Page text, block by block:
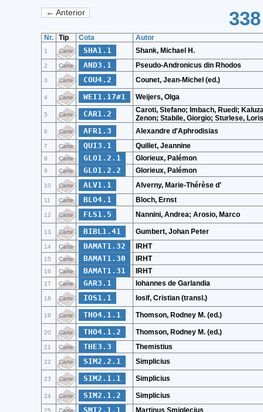
← Anterior
Nr. Tip Cota Autor
1 Carte SHA1.1 Shank, Michael H.
2 Carte AND3.1 Pseudo-Andronicus din Rhodos
3 Carte COU4.2 Counet, Jean-Michel (ed.)
4 Carte WEI1.17#1 Weijers, Olga
5 Carte CAR1.2
Caroti, Stefano; Imbach, Ruedi;
Zenon; Stabile, Giorgio; Sturlese,
6 Carte AFR1.3 Alexandre d'Aphrodisias
7 Carte QUI3.1 Quillet, Jeannine
8 Carte GLO1.2.1 Glorieux, Palémon
9 Carte GLO1.2.2 Glorieux, Palémon
10 Carte ALV1.1 Alverny, Marie-Thérèse d'
11 Carte BLO4.1 Bloch, Ernst
12 Carte FLS1.5 Nannini, Andrea; Arosio, Marco
13 Carte BIBL1.41 Gumbert, Johan Peter
14 Carte BAMAT1.32 IRHT
15 Carte BAMAT1.30 IRHT
16 Carte BAMAT1.31 IRHT
17 Carte GAR3.1 Iohannes de Garlandia
18 Carte IOS1.1 Iosif, Cristian (transl.)
19 Carte THO4.1.1 Thomson, Rodney M. (ed.)
20 Carte THO4.1.2 Thomson, Rodney M. (ed.)
21 Carte THE3.3 Themistius
22 Carte SIM2.2.1 Simplicius
23 Carte SIM2.1.1 Simplicius
24 Carte SIM2.1.2 Simplicius
25 Carte SMI2.1.1 Martinus Smiglecius